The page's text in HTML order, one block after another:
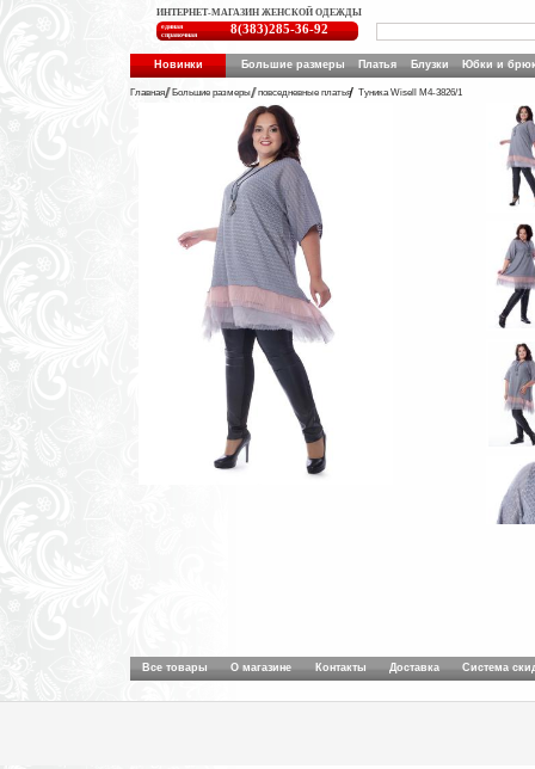
ИНТЕРНЕТ-МАГАЗИН ЖЕНСКОЙ ОДЕЖДЫ
единая
справочная
8(383)285-36-92
Новинки Большие размеры Платья Блузки Юбки и
Главная Большие размеры повседневные платья Туника Wisell М4-3826/1
Все товары О магазине Контакты Доставка Система